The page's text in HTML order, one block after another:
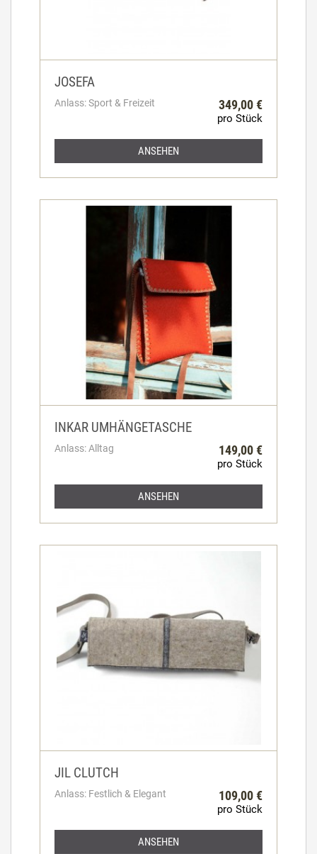
JOSEFA
Anlass: Sport & Freizeit 349,00 €
pro Stück
ANSEHEN
INKAR UMHÄNGETASCHE
Anlass: Alltag 149,00 €
pro Stück
ANSEHEN
JIL CLUTCH
Anlass: Festlich & Elegant 109,00 €
pro Stück
ANSEHEN